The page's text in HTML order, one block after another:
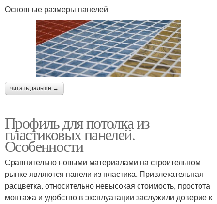
Основные размеры панелей
читать дальше →
Профиль для потолка из
пластиковых панелей.
Особенности
Сравнительно новыми материалами на строительном
рынке являются панели из пластика. Привлекательная
расцветка, относительно невысокая стоимость, простота
монтажа и удобство в эксплуатации заслужили доверие к